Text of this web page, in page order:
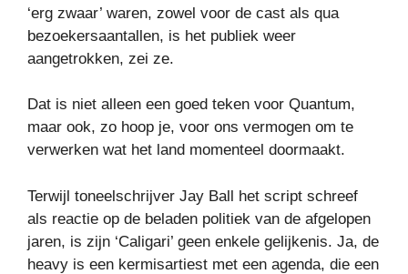
‘erg zwaar’ waren, zowel voor de cast als qua
bezoekersaantallen, is het publiek weer
aangetrokken, zei ze.
Dat is niet alleen een goed teken voor Quantum,
maar ook, zo hoop je, voor ons vermogen om te
verwerken wat het land momenteel doormaakt.
Terwijl toneelschrijver Jay Ball het script schreef
als reactie op de beladen politiek van de afgelopen
jaren, is zijn ‘Caligari’ geen enkele gelijkenis. Ja, de
heavy is een kermisartiest met een agenda, die een